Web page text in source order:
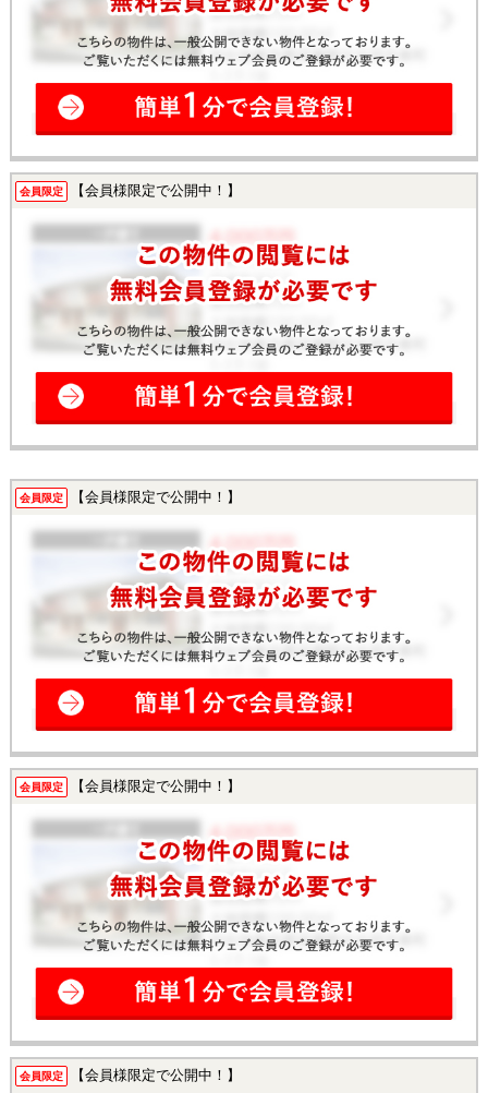
会員限定 【会員様限定で公開中！】
会員限定 【会員様限定で公開中！】
会員限定 【会員様限定で公開中！】
会員限定 【会員様限定で公開中！】